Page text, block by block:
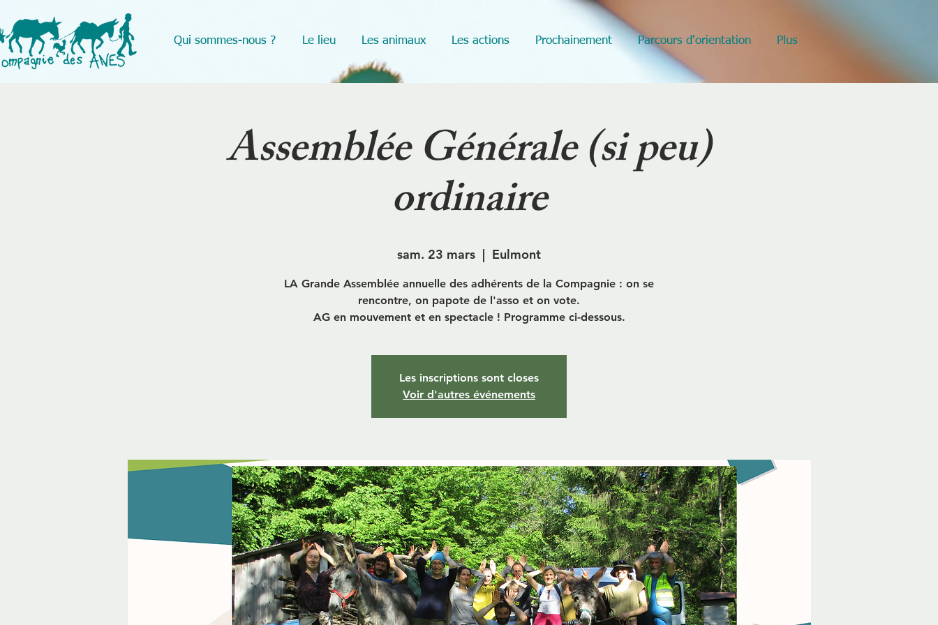
Qui sommes-nous ? Le lieu Les animaux Les actions Prochainement Parcours d'orientation Plus
Assemblée Générale (si peu)
ordinaire
sam. 23 mars
  |
Eulmont
LA Grande Assemblée annuelle des adhérents de la Compagnie : on se
rencontre, on papote de l'asso et on vote.
AG en mouvement et en spectacle ! Programme ci-dessous.
Les inscriptions sont closes
Voir d'autres événements